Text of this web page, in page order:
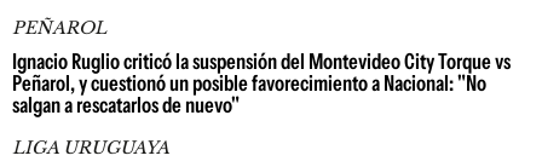
PEÑAROL
Ignacio Ruglio criticó la suspensión del Montevideo City Torque vs
Peñarol, y cuestionó un posible favorecimiento a Nacional: "No
salgan a rescatarlos de nuevo"
LIGA URUGUAYA